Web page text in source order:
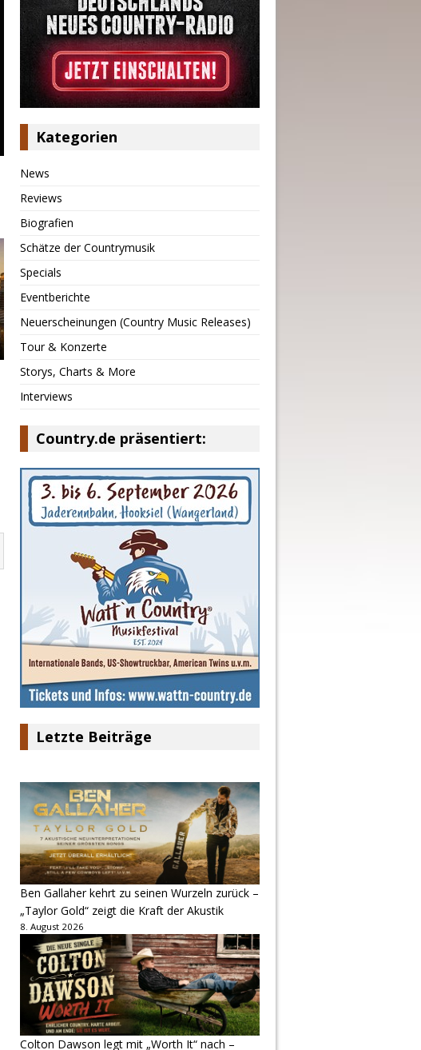
Kategorien
News
Reviews
Biografien
Schätze der Countrymusik
Specials
Eventberichte
Neuerscheinungen (Country Music Releases)
Tour & Konzerte
Storys, Charts & More
Interviews
Country.de präsentiert:
Letzte Beiträge
Ben Gallaher kehrt zu seinen Wurzeln zurück –
„Taylor Gold“ zeigt die Kraft der Akustik
8. August 2026
Colton Dawson legt mit „Worth It“ nach –